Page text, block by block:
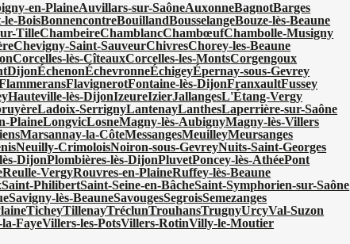
en-PlaineAuvillars-sur-SaôneAuxonneBagnotBarges
le-BoisBonnencontreBouillandBousselangeBouze-lès-Beaune
TilleChambeireChamblancChambœufChambolle-Musigny
Chevigny-Saint-SauveurChivresChorey-les-Beaune
Corcelles-lès-CîteauxCorcelles-les-MontsCorgengoux
DijonÉchenonÉchevronneÉchigeyÉpernay-sous-Gevrey
FlavignerotFontaine-lès-DijonFranxaultFussey
Hauteville-lès-DijonIzeureIzierJallangesL'Étang-Vergy
Ladoix-SerrignyLantenayLanthesLaperrière-sur-Saône
PlaineLongvicLosneMagny-lès-AubignyMagny-lès-Villers
Marsannay-la-CôteMessangesMeuilleyMeursanges
Neuilly-CrimoloisNoiron-sous-GevreyNuits-Saint-Georges
DijonPlombières-lès-DijonPluvetPoncey-lès-AthéePont
Reulle-VergyRouvres-en-PlaineRuffey-lès-Beaune
Saint-PhilibertSaint-Seine-en-BâcheSaint-Symphorien-sur-Saône
Savigny-lès-BeauneSavougesSegroisSemezanges
TicheyTillenayTréclunTrouhansTrugnyUrcyVal-Suzon
FayeVillers-les-PotsVillers-RotinVilly-le-Moutier